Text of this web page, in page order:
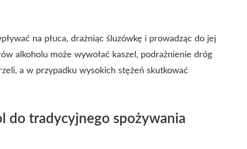
na płuca, drażniąc śluzówkę i prowadząc do jej
alkoholu może wywołać kaszel, podrażnienie dróg
a w przypadku wysokich stężeń skutkować
do tradycyjnego spożywania